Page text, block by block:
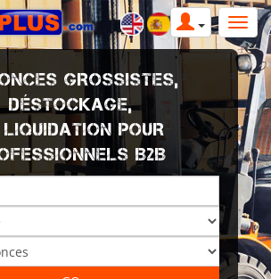
GROSSISTES,
DÉSTOCKAGE,
POUR
B2B